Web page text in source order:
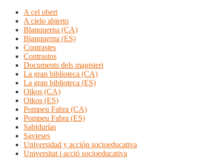
A cel obert
A cielo abierto
Blanquerna (CA)
Blanquerna (ES)
Contrastes
Contrastos
Documents dels magisteri
La gran biblioteca (CA)
La gran biblioteca (ES)
Oikos (CA)
Oikos (ES)
Pompeu Fabra (CA)
Pompeu Fabra (ES)
Sabidurías
Savieses
Universidad y acción socioeducativa
Universitat i acció socioeducativa